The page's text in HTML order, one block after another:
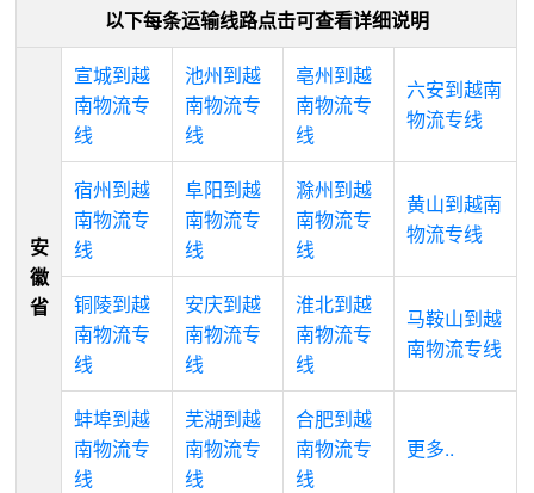
以下每条运输线路点击可查看详细说明
安
徽
省
宣城到越
南物流专
线
池州到越
南物流专
线
亳州到越
南物流专
线
六安到越南
物流专线
宿州到越
南物流专
线
阜阳到越
南物流专
线
滁州到越
南物流专
线
黄山到越南
物流专线
铜陵到越
南物流专
线
安庆到越
南物流专
线
淮北到越
南物流专
线
马鞍山到越
南物流专线
蚌埠到越
南物流专
线
芜湖到越
南物流专
线
合肥到越
南物流专
线
更多..